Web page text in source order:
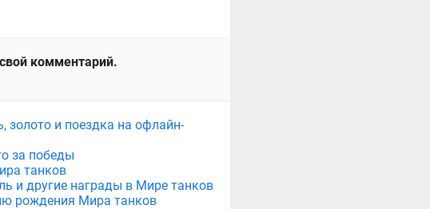
комментарий.
золото и поездка на офлайн-
за победы
танков
и другие награды в Мире танков
рождения Мира танков